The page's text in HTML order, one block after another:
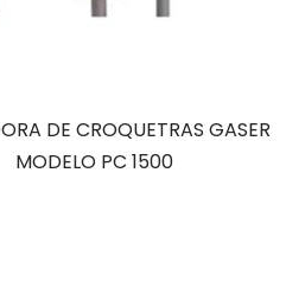
DE CROQUETRAS GASER
MODELO PC 1500